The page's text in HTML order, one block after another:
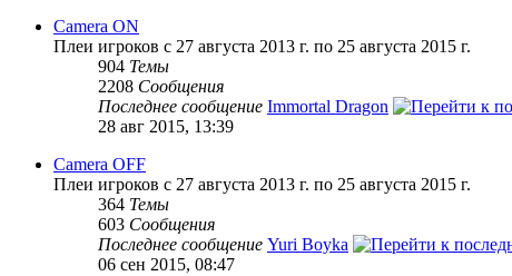
Camera ON
Плеи игроков с 27 августа 2013 г. по 25 августа 2015 г.
904 Темы
2208 Сообщения
Последнее сообщение Immortal Dragon
28 авг 2015, 13:39
Camera OFF
Плеи игроков с 27 августа 2013 г. по 25 августа 2015 г.
364 Темы
603 Сообщения
Последнее сообщение Yuri Boyka
06 сен 2015, 08:47